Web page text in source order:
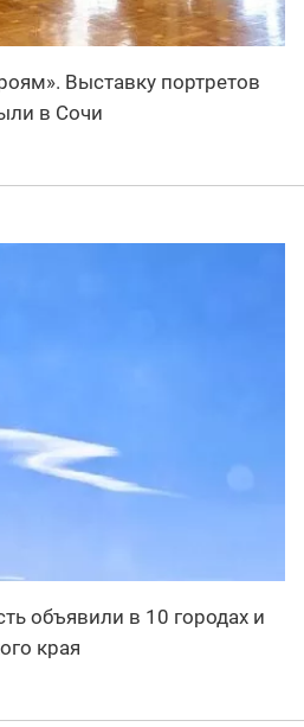
Выставку портретов
в Сочи
объявили в 10 городах и
края